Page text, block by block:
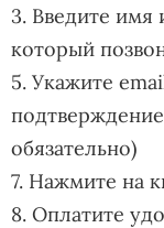
3. Введите
который
5. Укажите
обязательно)
7. Нажмите на
8. Оплатите